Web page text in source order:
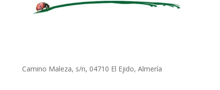
Camino Maleza, s/n, 04710 El Ejido, Almería